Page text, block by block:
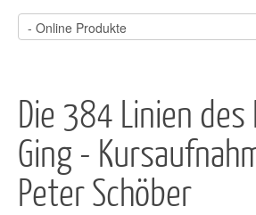
Die 384 Linien des
Ging -
Peter Schöber